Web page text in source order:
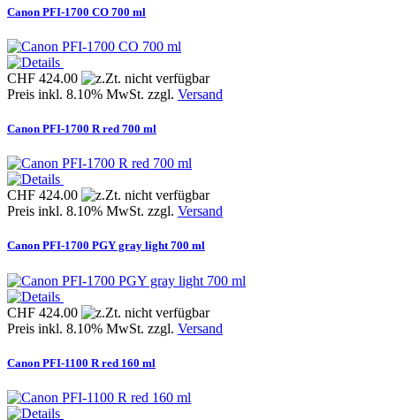
Canon PFI-1700 CO 700 ml
CHF 424.00
Preis inkl. 8.10% MwSt. zzgl. Versand
Canon PFI-1700 R red 700 ml
CHF 424.00
Preis inkl. 8.10% MwSt. zzgl. Versand
Canon PFI-1700 PGY gray light 700 ml
CHF 424.00
Preis inkl. 8.10% MwSt. zzgl. Versand
Canon PFI-1100 R red 160 ml